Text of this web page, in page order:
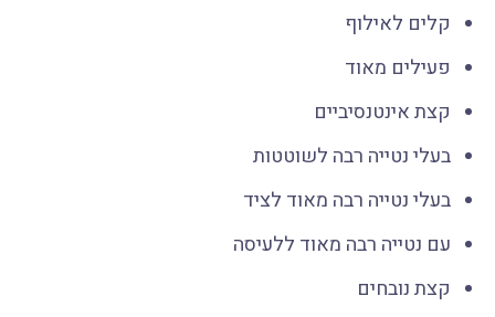
קלים לאילוף
פעילים מאוד
קצת אינטנסיביים
בעלי נטייה רבה לשוטטות
בעלי נטייה רבה מאוד לציד
עם נטייה רבה מאוד ללעיסה
קצת נובחים